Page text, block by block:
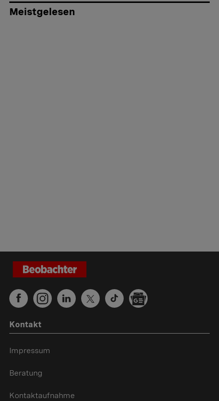
Meistgelesen
Kontakt
Impressum
Beratung
Kontaktaufnahme